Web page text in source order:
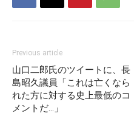
Previous article
山口二郎氏のツイートに、長
島昭久議員「これは亡くなら
れた方に対する史上最低のコ
メントだ…」